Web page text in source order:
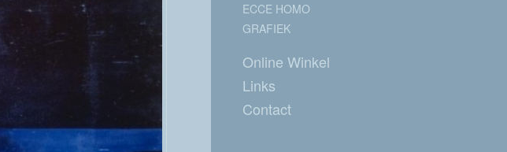
ECCE HOMO
GRAFIEK
Online Winkel
Links
Contact